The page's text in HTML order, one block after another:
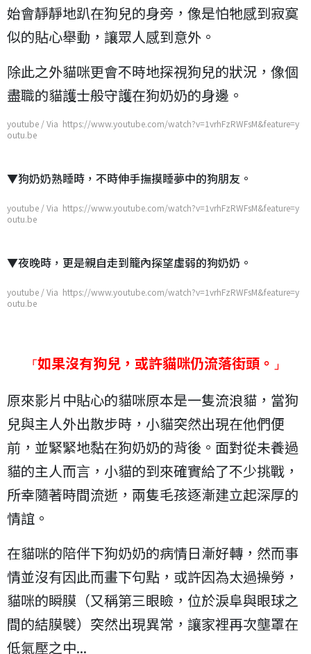
始會靜靜地趴在狗兒的身旁，像是怕牠感到寂寞
似的貼心舉動，讓眾人感到意外。
除此之外貓咪更會不時地探視狗兒的狀況，像個
盡職的貓護士般守護在狗奶奶的身邊。
youtube / Via https://www.youtube.com/watch?v=1vrhFzRWFsM&feature=y
outu.be
▼狗奶奶熟睡時，不時伸手撫摸睡夢中的狗朋友。
youtube / Via https://www.youtube.com/watch?v=1vrhFzRWFsM&feature=y
outu.be
▼夜晚時，更是親自走到籠內探望虛弱的狗奶奶。
youtube / Via https://www.youtube.com/watch?v=1vrhFzRWFsM&feature=y
outu.be
「 如果沒有狗兒，或許貓咪仍流落街頭。 」
原來影片中貼心的貓咪原本是一隻流浪貓，當狗
兒與主人外出散步時，小貓突然出現在他們便
前，並緊緊地黏在狗奶奶的背後。面對從未養過
貓的主人而言，小貓的到來確實給了不少挑戰，
所幸隨著時間流逝，兩隻毛孩逐漸建立起深厚的
情誼。
在貓咪的陪伴下狗奶奶的病情日漸好轉，然而事
情並沒有因此而畫下句點，或許因為太過操勞，
貓咪的瞬膜（又稱第三眼瞼，位於淚阜與眼球之
間的結膜襞）突然出現異常，讓家裡再次壟罩在
低氣壓之中...